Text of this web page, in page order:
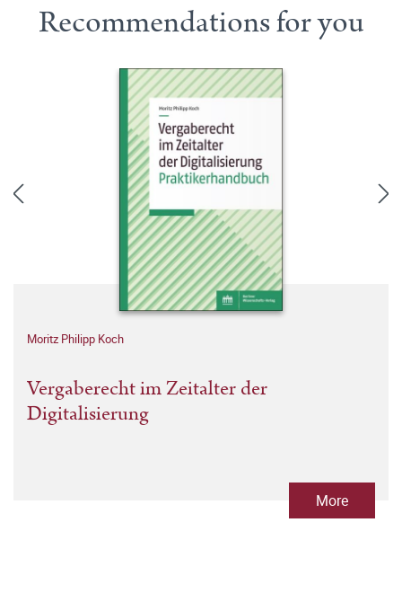
Recommendations for you
Moritz Philipp Koch
Vergaberecht im Zeitalter der
Digitalisierung
More